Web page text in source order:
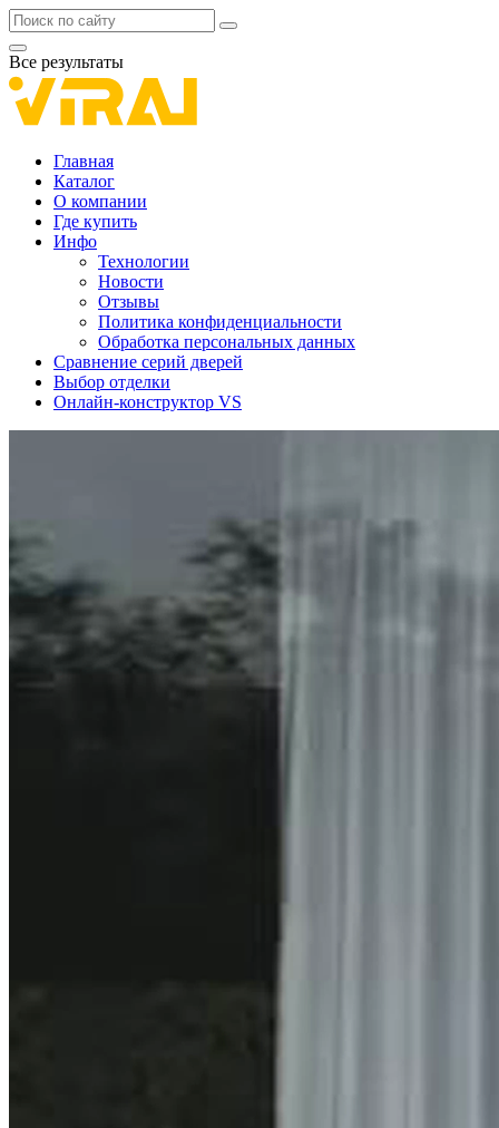
Все результаты
Главная
Каталог
О компании
Где купить
Инфо
Технологии
Новости
Отзывы
Политика конфиденциальности
Обработка персональных данных
Сравнение серий дверей
Выбор отделки
Онлайн-конструктор VS